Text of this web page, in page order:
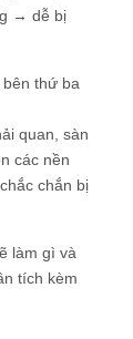
→ dễ bị
thứ ba
quan, sàn
các nền
chắn bị
làm gì và
tích kèm